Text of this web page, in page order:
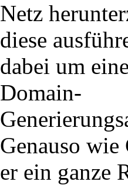
Netz
diese
dabei um
Domain-
Genauso
er ein ganze